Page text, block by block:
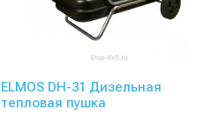
ELMOS DH-31 Дизельная
тепловая пушка